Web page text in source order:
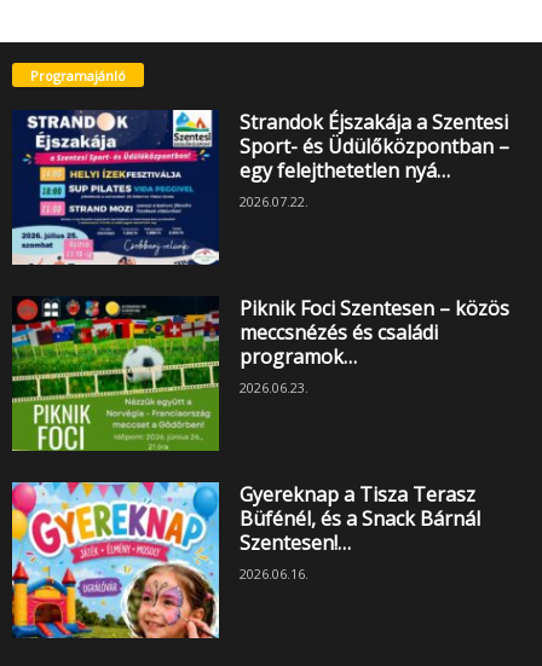
Programajánló
Strandok Éjszakája a Szentesi
Sport- és Üdülőközpontban –
egy felejthetetlen nyá…
2026.07.22.
Piknik Foci Szentesen – közös
meccsnézés és családi
programok…
2026.06.23.
Gyereknap a Tisza Terasz
Büfénél, és a Snack Bárnál
Szentesen!…
2026.06.16.